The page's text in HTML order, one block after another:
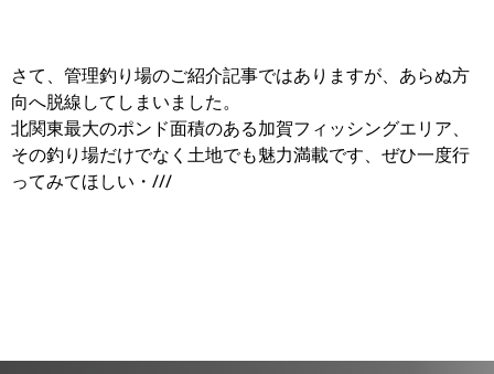
さて、管理釣り場のご紹介記事ではありますが、あらぬ方
向へ脱線してしまいました。
北関東最大のポンド面積のある加賀フィッシングエリア、
その釣り場だけでなく土地でも魅力満載です、ぜひ一度行
ってみてほしい・///